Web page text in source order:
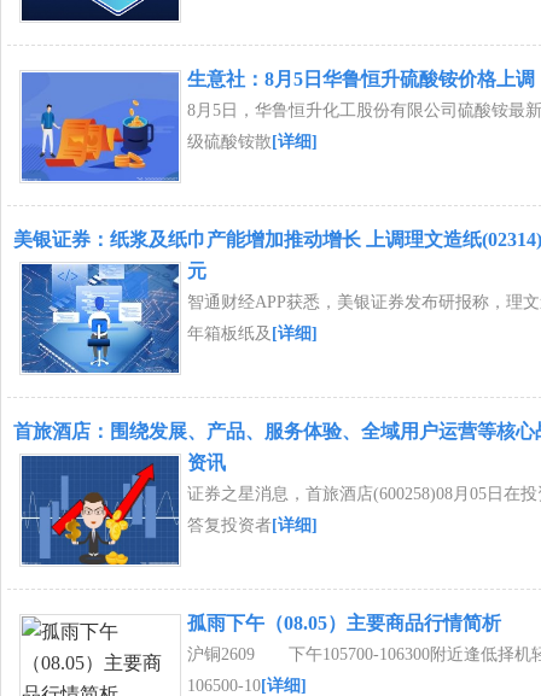
生意社：8月5日华鲁恒升硫酸铵价格上调
8月5日，华鲁恒升化工股份有限公司硫酸铵最
级硫酸铵散 [详细]
美银证券：纸浆及纸巾产能增加推动增长 上调理文造纸
元
智通财经APP获悉，美银证券发布研报称，理
年箱板纸及 [详细]
首旅酒店：围绕发展、产品、服务体验、全域用户运营等核心
资讯
证券之星消息，首旅酒店(600258)08月05日在
答复投资者[详细]
孤雨下午（08.05）主要商品行情简析
沪铜2609 下午105700-106300附近逢低择
106500-10[详细]